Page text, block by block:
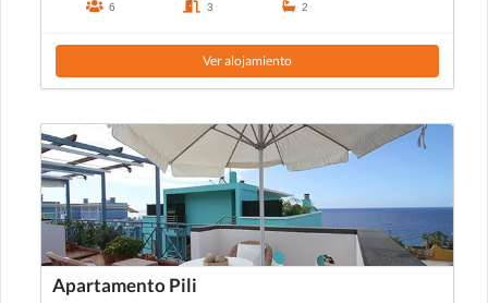
6 3 2
Ver alojamiento
Apartamento Pili